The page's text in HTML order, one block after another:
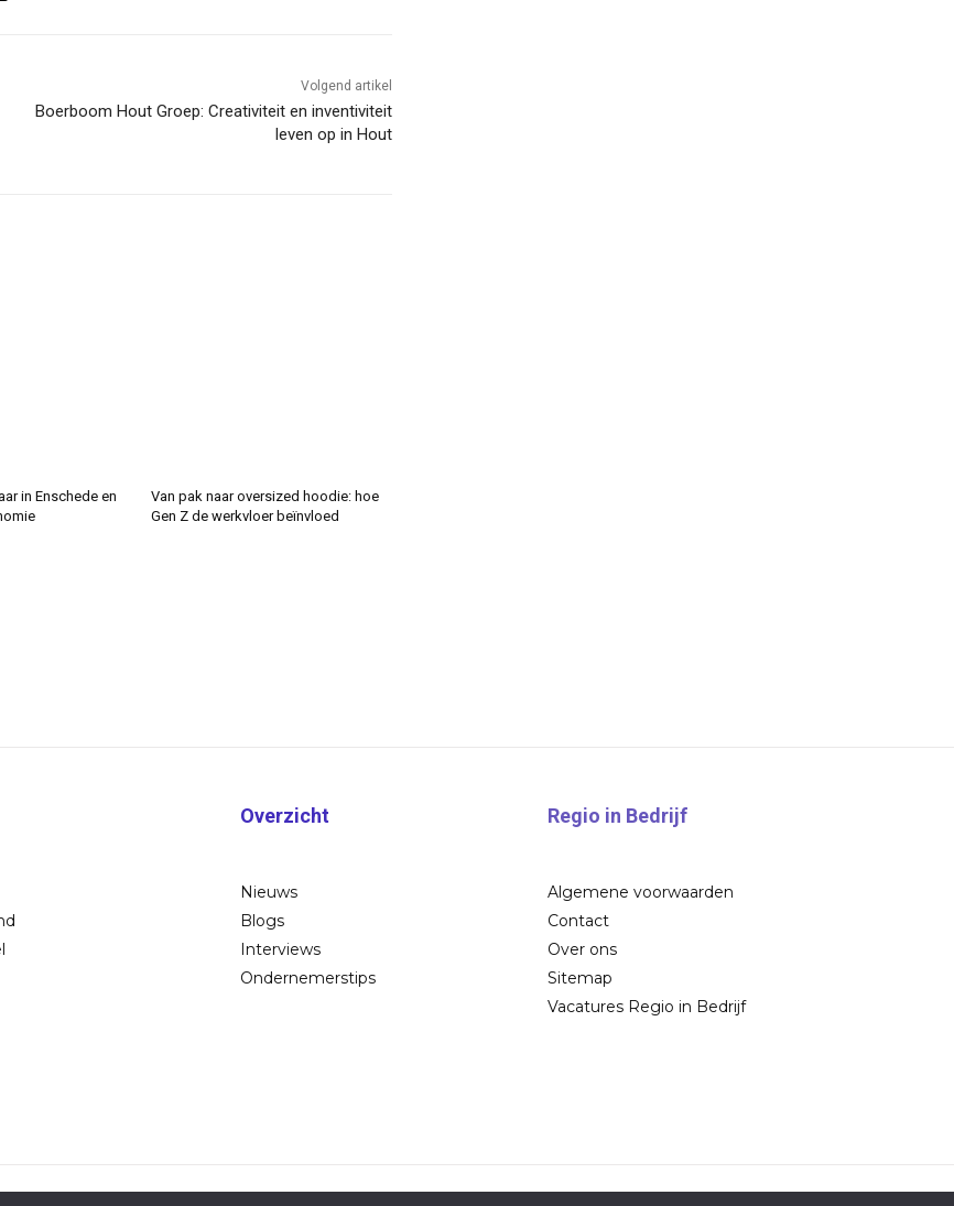
Volgend artikel
Boerboom Hout Groep: Creativiteit en inventiviteit
leven op in Hout
in Enschede en
Van pak naar oversized hoodie: hoe
Gen Z de werkvloer beïnvloed
Overzicht
Nieuws
Blogs
Interviews
Ondernemerstips
Regio in Bedrijf
Algemene voorwaarden
Contact
Over ons
Sitemap
Vacatures Regio in Bedrijf